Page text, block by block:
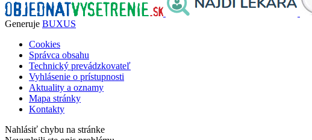
Generuje BUXUS
Cookies
Správca obsahu
Technický prevádzkovateľ
Vyhlásenie o prístupnosti
Aktuality a oznamy
Mapa stránky
Kontakty
Nahlásiť chybu na stránke